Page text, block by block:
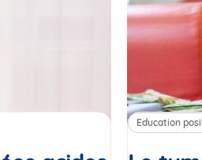
Education